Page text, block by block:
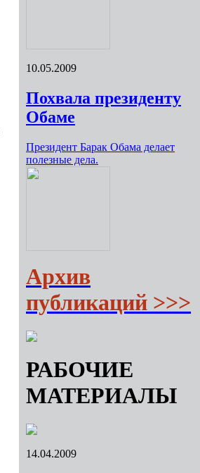
10.05.2009
Похвала президенту
Обаме
Президент Барак Обама делает
полезные дела.
Архив
публикаций >>>
РАБОЧИЕ
МАТЕРИАЛЫ
14.04.2009